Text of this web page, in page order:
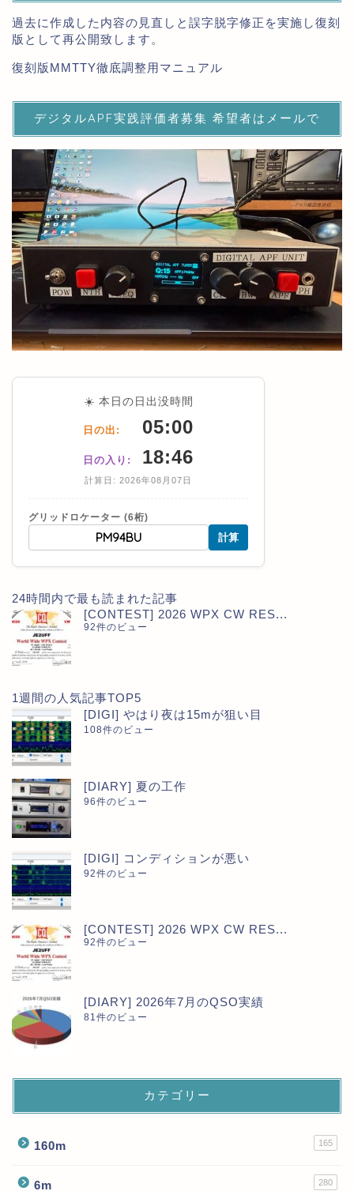
過去に作成した内容の見直しと誤字脱字修正を実施し復刻
版として再公開致します。
復刻版MMTTY徹底調整用マニュアル
デジタルAPF実践評価者募集 希望者はメールで
☀️ 本日の日出没時間
日の出: 05:00
日の入り: 18:46
計算日: 2026年08月07日
グリッドロケーター (6桁)
計算
24時間内で最も読まれた記事
[CONTEST] 2026 WPX CW RES...
92件のビュー
1週間の人気記事TOP5
[DIGI] やはり夜は15mが狙い目
108件のビュー
[DIARY] 夏の工作
96件のビュー
[DIGI] コンディションが悪い
92件のビュー
[CONTEST] 2026 WPX CW RES...
92件のビュー
[DIARY] 2026年7月のQSO実績
81件のビュー
カテゴリー
160m 165
6m 280